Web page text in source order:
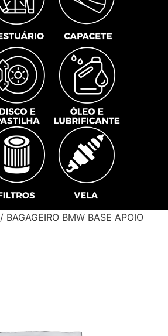
/ BAGAGEIRO BMW BASE APOIO